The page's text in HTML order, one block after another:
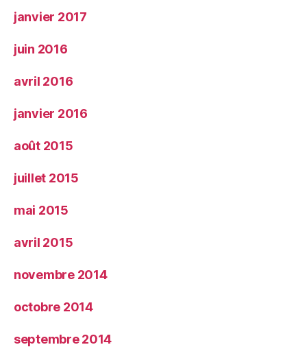
janvier 2017
juin 2016
avril 2016
janvier 2016
août 2015
juillet 2015
mai 2015
avril 2015
novembre 2014
octobre 2014
septembre 2014